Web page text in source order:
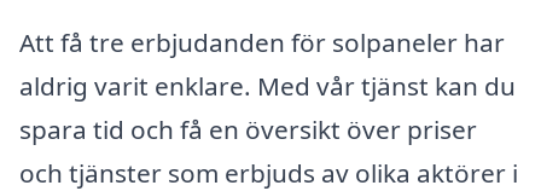
Att få tre erbjudanden för solpaneler har
aldrig varit enklare. Med vår tjänst kan du
spara tid och få en översikt över priser
och tjänster som erbjuds av olika aktörer i